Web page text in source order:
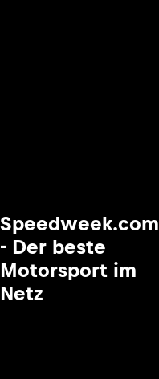
Speedweek.com
- Der beste
Motorsport im
Netz